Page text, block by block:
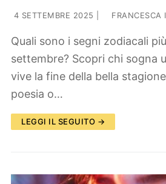
4 SETTEMBRE 2025 FRANCESCA
Quali sono i segni zodiacali
settembre? Scopri chi sogna
vive la fine della bella
poesia o…
LEGGI IL SEGUITO →